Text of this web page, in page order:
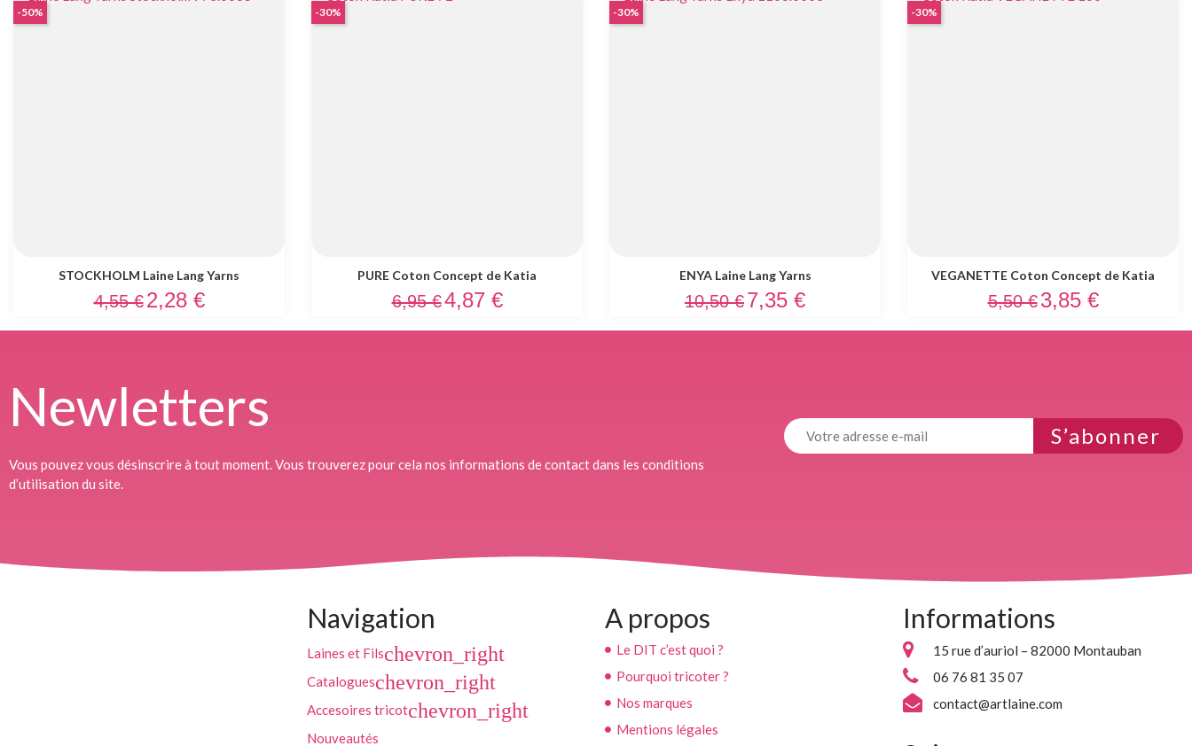
STOCKHOLM Laine Lang Yarns
Prix de base
4,55 € Prix
2,28 €
-50%
PURE Coton Concept de Katia
Prix de base
6,95 € Prix
4,87 €
-30%
ENYA Laine Lang Yarns
Prix de base
10,50 € Prix
7,35 €
-30%
VEGANETTE Coton Concept de Katia
Prix de base
5,50 € Prix
3,85 €
-30%
Newletters
Vous pouvez vous désinscrire à tout moment. Vous trouverez pour cela nos informations de contact dans les conditions
d’utilisation du site.
S’abonner
Navigation
Laines et Filschevron_right
Catalogueschevron_right
Accesoires tricotchevron_right
Nouveautés
A propos
Le DIT c’est quoi ?
Pourquoi tricoter ?
Nos marques
Mentions légales
Informations
15 rue d’auriol – 82000 Montauban
06 76 81 35 07
contact@artlaine.com